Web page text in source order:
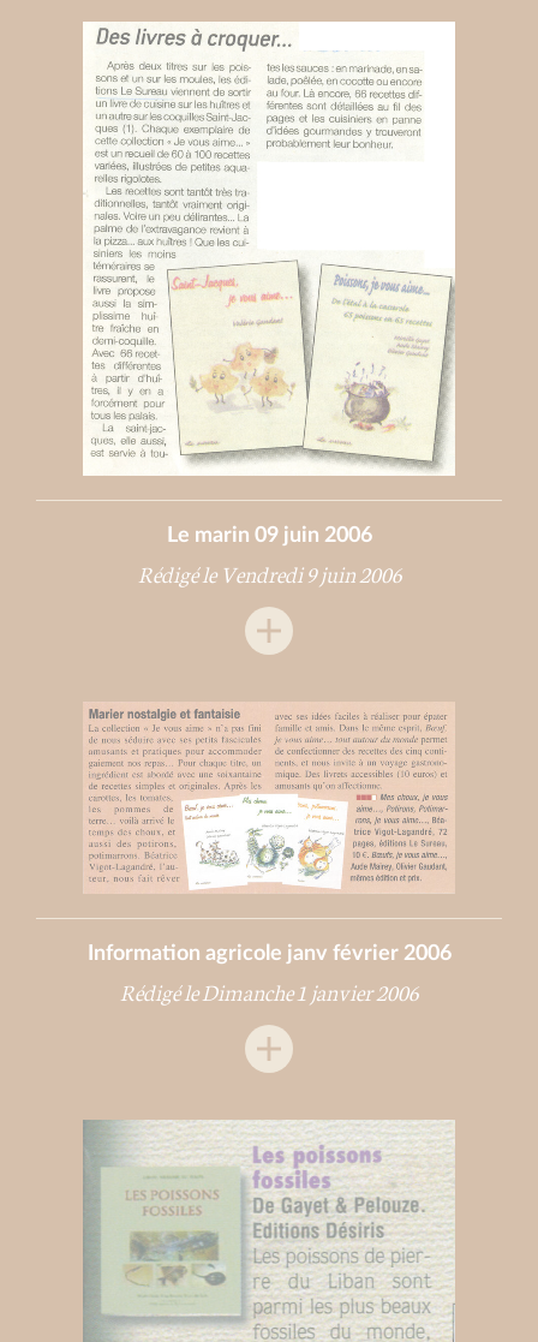
Le marin 09 juin 2006
Rédigé le Vendredi 9 juin 2006
Information agricole janv février 2006
Rédigé le Dimanche 1 janvier 2006